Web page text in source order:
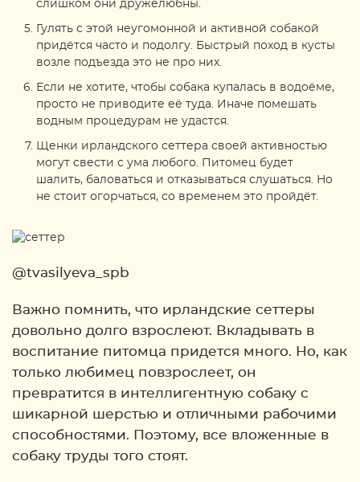
слишком они дружелюбны.
Гулять с этой неугомонной и активной собакой
придётся часто и подолгу. Быстрый поход в кусты
возле подъезда это не про них.
Если не хотите, чтобы собака купалась в водоёме,
просто не приводите её туда. Иначе помешать
водным процедурам не удастся.
Щенки ирландского сеттера своей активностью
могут свести с ума любого. Питомец будет
шалить, баловаться и отказываться слушаться. Но
не стоит огорчаться, со временем это пройдёт.
@tvasilyeva_spb
Важно помнить, что ирландские сеттеры
довольно долго взрослеют. Вкладывать в
воспитание питомца придется много. Но, как
только любимец повзрослеет, он
превратится в интеллигентную собаку с
шикарной шерстью и отличными рабочими
способностями. Поэтому, все вложенные в
собаку труды того стоят.